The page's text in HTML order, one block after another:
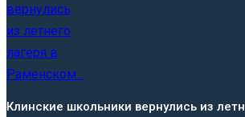
Клинские школьники вернулись из